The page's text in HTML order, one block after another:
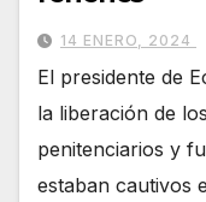
14 ENERO, 2024
El presidente de
la liberación de
penitenciarios y
estaban cautivos